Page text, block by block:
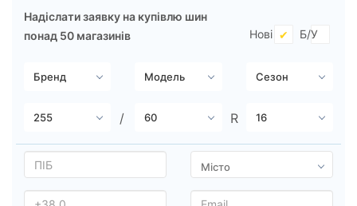
Надіслати заявку на купівлю шин
понад 50 магазинів
Нові Б/У
Сезон
Всі бренди